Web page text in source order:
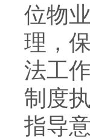
位物
理，
法工
制度
指导